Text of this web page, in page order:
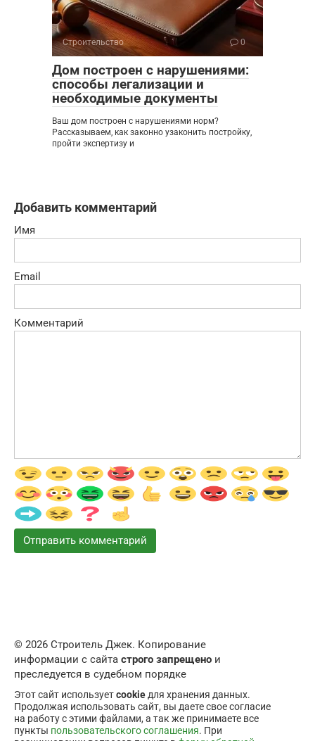
Строительство 0
Дом построен с нарушениями:
способы легализации и
необходимые документы
Ваш дом построен с нарушениями норм?
Рассказываем, как законно узаконить постройку,
пройти экспертизу и
Добавить комментарий
Имя
Email
Комментарий
© 2026 Строитель Джек. Копирование
информации с сайта строго запрещено и
преследуется в судебном порядке
Этот сайт используетcookie для хранения данных.
Продолжая использовать сайт, вы даете свое согласие
на работу с этими файлами, а так же принимаете все
пункты пользовательского соглашения. При